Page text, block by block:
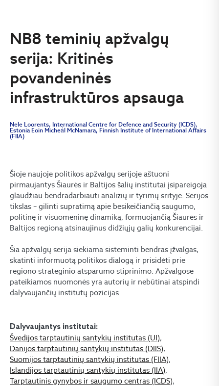
NB8 teminių apžvalgų
serija: Kritinės
povandeninės
infrastruktūros apsauga
Nele Loorents, International Centre for Defence and Security (ICDS),
Estonia Eoin Micheál McNamara, Finnish Institute of International Affairs
(FIIA)
Šioje naujoje politikos apžvalgų serijoje aštuoni
pirmaujantys Šiaurės ir Baltijos šalių institutai įsipareigoja
glaudžiau bendradarbiauti analizių ir tyrimų srityje. Serijos
tikslas – gilinti supratimą apie besikeičiančią saugumo,
politinę ir visuomeninę dinamiką, formuojančią Šiaurės ir
Baltijos regioną atsinaujinus didžiųjų galių konkurencijai.
Šia apžvalgų serija siekiama sisteminti bendras įžvalgas,
skatinti informuotą politikos dialogą ir prisidėti prie
regiono strateginio atsparumo stiprinimo. Apžvalgose
pateikiamos nuomonės yra autorių ir nebūtinai atspindi
dalyvaujančių institutų pozicijas.
Dalyvaujantys institutai:
Švedijos tarptautinių santykių institutas (UI),
Danijos tarptautinių santykių institutas (DIIS),
Suomijos tarptautinių santykių institutas (FIIA),
Islandijos tarptautinių santykių institutas (IIA),
Tarptautinis gynybos ir saugumo centras (ICDS),